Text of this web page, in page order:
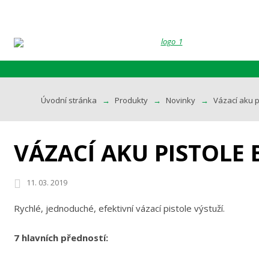
Úvodní stránka Produkty Novinky Vázací aku
VÁZACÍ AKU PISTOLE
11. 03. 2019
Rychlé, jednoduché, efektivní vázací pistole výstuží. ​
7 hlavních předností: